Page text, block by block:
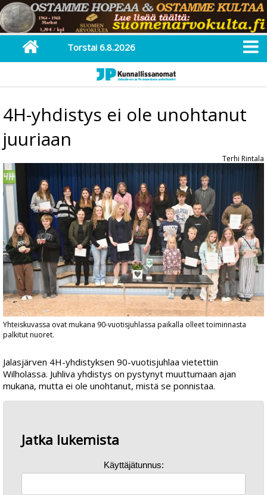
Torstai 6.8.2026
4H-yhdistys ei ole unohtanut
juuriaan
Yhteiskuvassa ovat mukana 90-vuotisjuhlassa paikalla olleet toiminnasta
palkitut nuoret.
Terhi Rintala
Jalasjärven 4H-yhdistyksen 90-vuotisjuhlaa vietettiin
Wilholassa. Juhliva yhdistys on pystynyt muuttumaan ajan
mukana, mutta ei ole unohtanut, mistä se ponnistaa.
Jatka lukemista
Käyttäjätunnus: